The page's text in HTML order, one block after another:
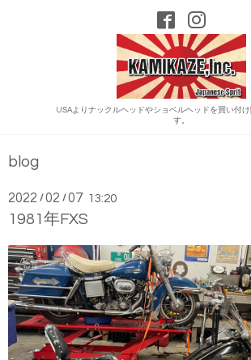
USAよりナックルヘッドやショベルヘッドを買い付
す。
blog
2022 /02 /07 13:20
1981年FXS